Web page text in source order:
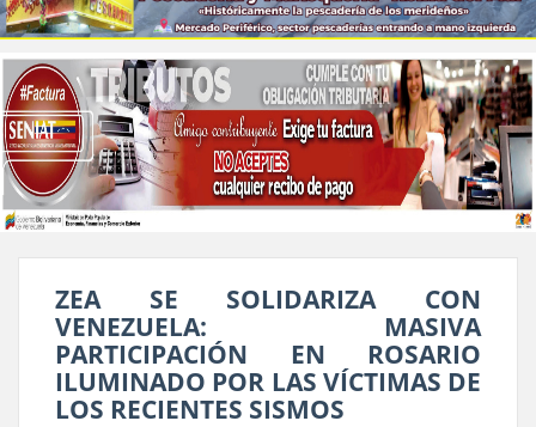
ZEA SE SOLIDARIZA CON
VENEZUELA: MASIVA
PARTICIPACIÓN EN ROSARIO
ILUMINADO POR LAS VÍCTIMAS DE
LOS RECIENTES SISMOS